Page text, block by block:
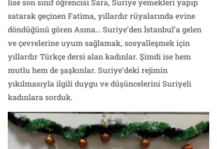
lise son sınıf öğrencisi Sara, Suriye yemekleri yapıp
satarak geçinen Fatima, yıllardır rüyalarında evine
döndüğünü gören Asma… Suriye’den İstanbul’a gelen
ve çevrelerine uyum sağlamak, sosyalleşmek için
yıllardır Türkçe dersi alan kadınlar. Şimdi ise hem
mutlu hem de şaşkınlar. Suriye’deki rejimin
yıkılmasıyla ilgili duygu ve düşüncelerini Suriyeli
kadınlara sorduk.